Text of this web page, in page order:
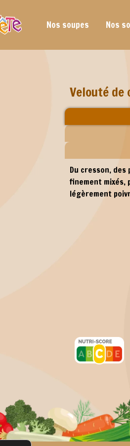
Nos soupes Nos
Velouté de
Du cresson,
finement mixés,
légèrement